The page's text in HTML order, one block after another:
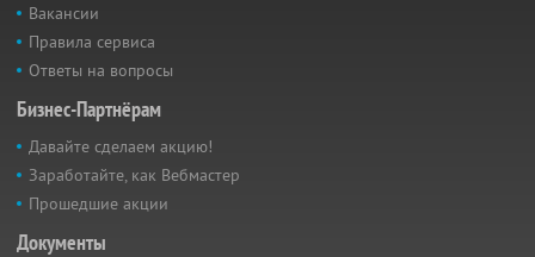
Вакансии
Правила сервиса
Ответы на вопросы
Бизнес-Партнёрам
Давайте сделаем акцию!
Заработайте, как Вебмастер
Прошедшие акции
Документы